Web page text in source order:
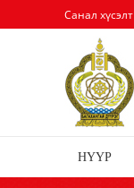
Санал хүсэлт
НҮҮР